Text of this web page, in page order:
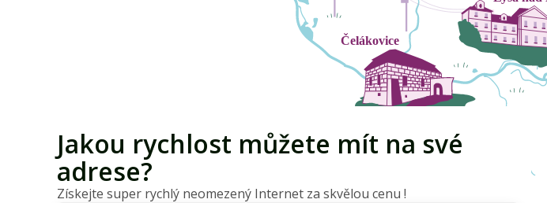
Jakou rychlost můžete mít na své
adrese?
Získejte super rychlý neomezený Internet za skvělou cenu !